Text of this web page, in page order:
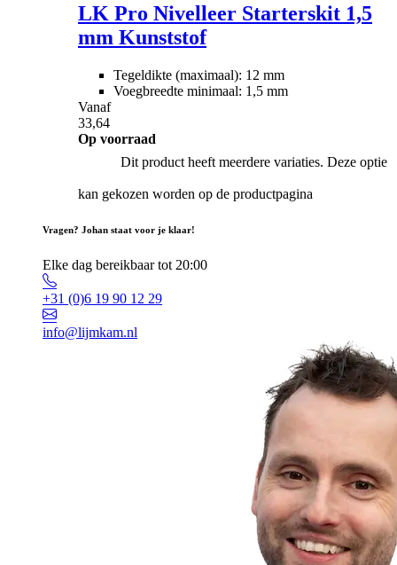
LK Pro Nivelleer Starterskit 1,5
mm Kunststof
Tegeldikte (maximaal): 12 mm
Voegbreedte minimaal: 1,5 mm
Vanaf
33,64
Op voorraad
Dit product heeft meerdere variaties. Deze optie
kan gekozen worden op de productpagina
Vragen? Johan staat voor je klaar!
Elke dag bereikbaar tot 20:00
+31 (0)6 19 90 12 29
info@lijmkam.nl